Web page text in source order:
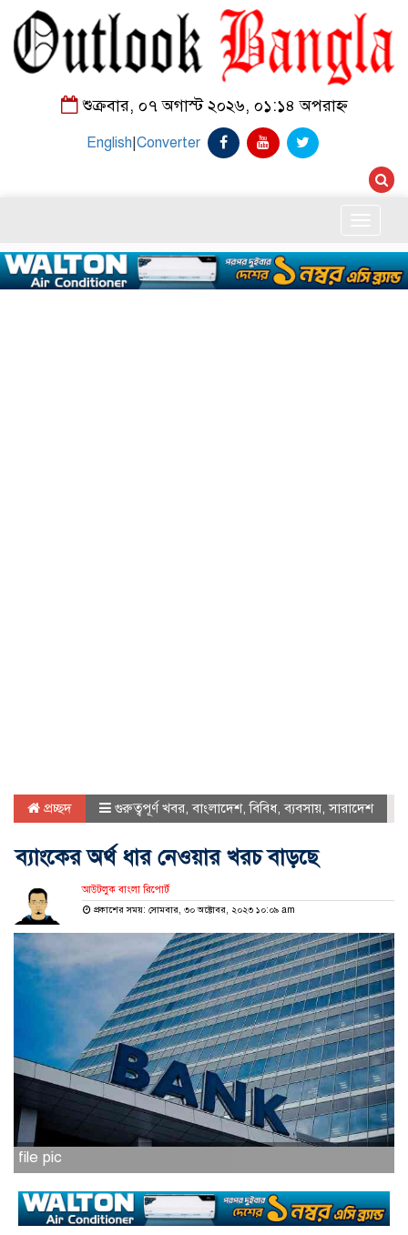
শুক্রবার, ০৭ অগাস্ট ২০২৬, ০১:১৪ অপরাহ্ন
English|Converter
প্রচ্ছদ গুরুত্বপূর্ণ খবর,বাংলাদেশ,বিবিধ,ব্যবসায়,সারাদেশ
ব্যাংকের অর্থ ধার নেওয়ার খরচ বাড়ছে
আউটলুক বাংলা রিপোর্ট
প্রকাশের সময়: সোমবার, ৩০ অক্টোবর, ২০২৩ ১০:০৯ am
file pic